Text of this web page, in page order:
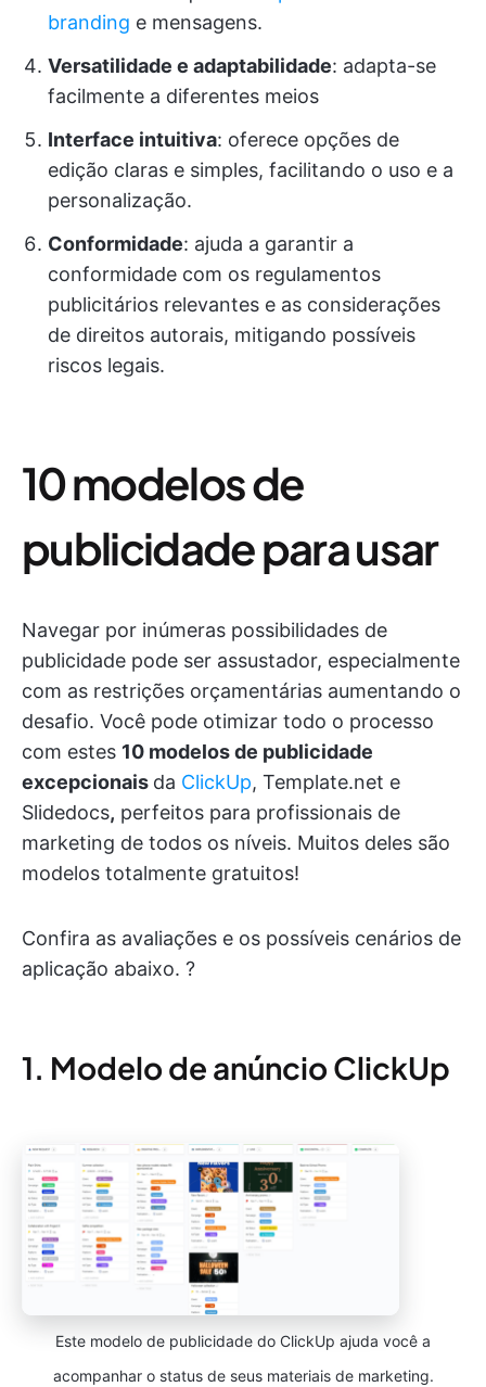
branding e mensagens.
Versatilidade e adaptabilidade: adapta-se
facilmente a diferentes meios
Interface intuitiva: oferece opções de
edição claras e simples, facilitando o uso e a
personalização.
Conformidade: ajuda a garantir a
conformidade com os regulamentos
publicitários relevantes e as considerações
de direitos autorais, mitigando possíveis
riscos legais.
10 modelos de
publicidade para usar
Navegar por inúmeras possibilidades de
publicidade pode ser assustador, especialmente
com as restrições orçamentárias aumentando o
desafio. Você pode otimizar todo o processo
com estes 10 modelos de publicidade
excepcionais da ClickUp, Template.net e
Slidedocs, perfeitos para profissionais de
marketing de todos os níveis. Muitos deles são
modelos totalmente gratuitos!
Confira as avaliações e os possíveis cenários de
aplicação abaixo. ?
1. Modelo de anúncio ClickUp
Este modelo de publicidade do ClickUp ajuda você a
acompanhar o status de seus materiais de marketing.